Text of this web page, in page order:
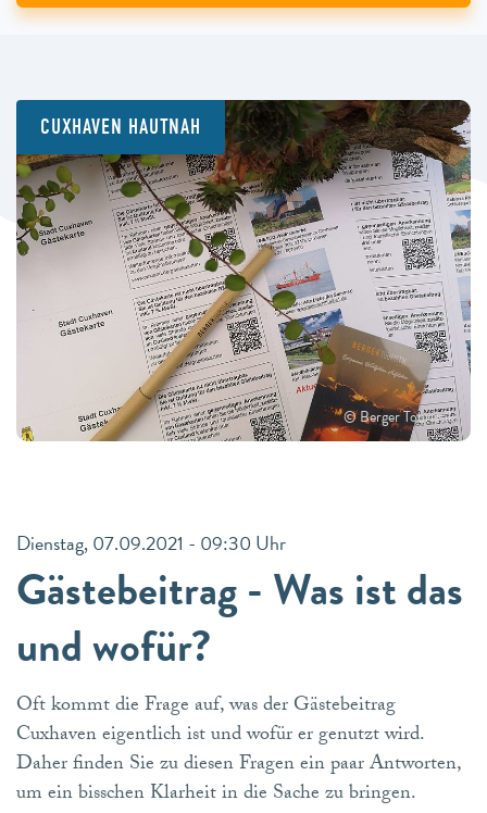
CUXHAVEN HAUTNAH
© Berger Touristik
Dienstag, 07.09.2021 - 09:30 Uhr
Gästebeitrag - Was ist das
und wofür?
Oft kommt die Frage auf, was der Gästebeitrag
Cuxhaven eigentlich ist und wofür er genutzt wird.
Daher finden Sie zu diesen Fragen ein paar Antworten,
um ein bisschen Klarheit in die Sache zu bringen.